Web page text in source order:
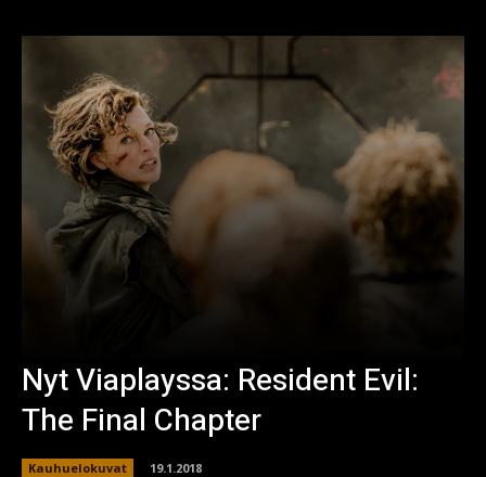
Nyt Viaplayssa: Resident Evil:
The Final Chapter
Kauhuelokuvat 19.1.2018